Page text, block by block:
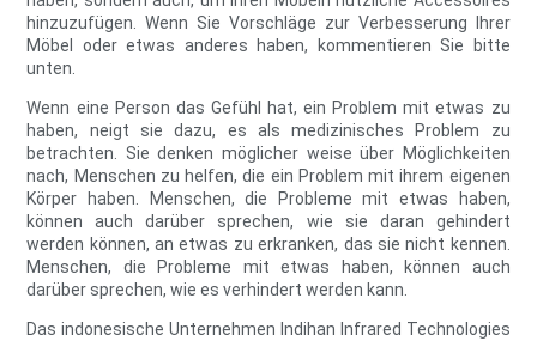
hinzuzufügen. Wenn Sie Vorschläge zur Verbesserung Ihrer
Möbel oder etwas anderes haben, kommentieren Sie bitte
unten.
Wenn eine Person das Gefühl hat, ein Problem mit etwas zu
haben, neigt sie dazu, es als medizinisches Problem zu
betrachten. Sie denken möglicher weise über Möglichkeiten
nach, Menschen zu helfen, die ein Problem mit ihrem eigenen
Körper haben. Menschen, die Probleme mit etwas haben,
können auch darüber sprechen, wie sie daran gehindert
werden können, an etwas zu erkranken, das sie nicht kennen.
Menschen, die Probleme mit etwas haben, können auch
darüber sprechen, wie es verhindert werden kann.
Das indonesische Unternehmen Indihan Infrared Technologies